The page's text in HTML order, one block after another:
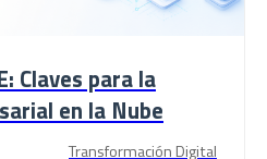
Claves para la
en la Nube
Transformación Digital